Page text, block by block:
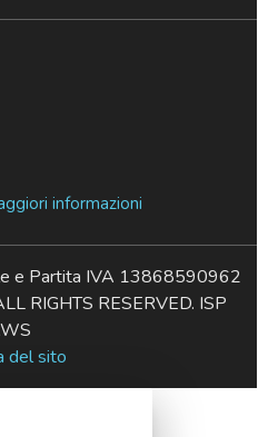
informazioni
e Partita IVA 13868590962
RIGHTS RESERVED. ISP
del sito